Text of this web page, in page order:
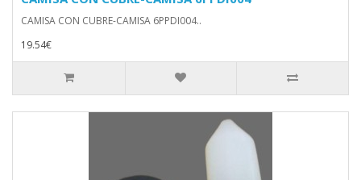
CAMISA CON CUBRE-CAMISA 6PPDI004..
19.54€